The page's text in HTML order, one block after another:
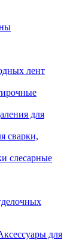
лент
для
сварки,
слесарные
для